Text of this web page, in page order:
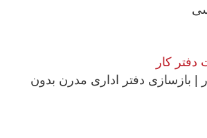
| بازسازی دفتر اداری مدرن بدون